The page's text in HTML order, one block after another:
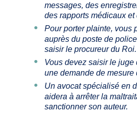
messages, des
des rapports médicaux
Pour porter plainte, vous
auprès du poste de
saisir le procureur du Roi.
Vous devez saisir le juge
une demande de mesure
Un avocat spécialisé en
aidera à arrêter la
sanctionner son auteur.